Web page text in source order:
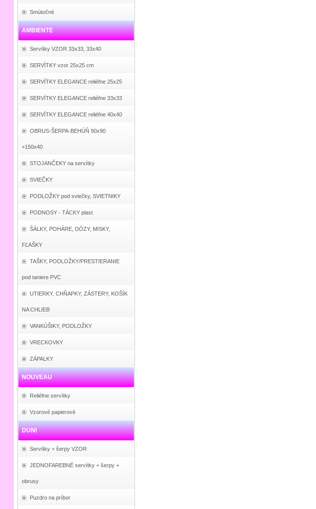
Smútočné
AMBIENTE
Servítky VZOR 33x33, 33x40
SERVÍTKY vzor 25x25 cm
SERVÍTKY ELEGANCE reliéfne 25x25
SERVÍTKY ELEGANCE reliéfne 33x33
SERVÍTKY ELEGANCE reliéfne 40x40
OBRUS-ŠERPA-BEHÚŇ 90x90
+150x40
STOJANČEKY na servítky
SVIEČKY
PODLOŽKY pod sviečky, SVIETNIKY
PODNOSY - TÁCKY plast
ŠÁLKY, POHÁRE, DÓZY, MISKY,
FĽAŠKY
TAŠKY, PODLOŽKY/PRESTIERANIE
pod taniere PVC
UTIERKY, CHŇAPKY, ZÁSTERY, KOŠÍK
NA CHLIEB
VANKÚŠIKY, PODLOŽKY
VRECKOVKY
ZÁPALKY
NOUVEAU
Reliéfne servítky
Vzorové papierové
DUNI
Servítky + šerpy VZOR
JEDNOFAREBNÉ servítky + šerpy +
obrusy
Puzdro na príbor